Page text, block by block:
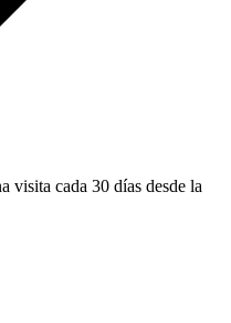
visita cada 30 días desde la